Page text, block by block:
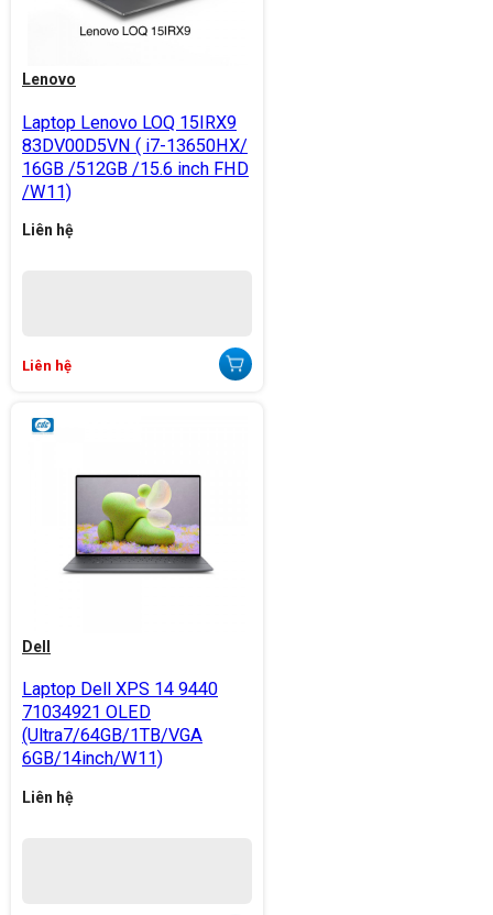
Lenovo
Laptop Lenovo LOQ 15IRX9
83DV00D5VN ( i7-13650HX/
16GB /512GB /15.6 inch FHD
/W11)
Liên hệ
Liên hệ
Dell
Laptop Dell XPS 14 9440
71034921 OLED
(Ultra7/64GB/1TB/VGA
6GB/14inch/W11)
Liên hệ